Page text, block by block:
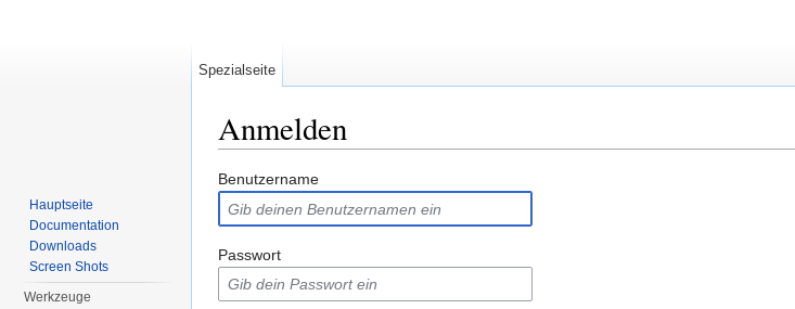
Anmelden
Benutzername
Passwort
Spezialseite
Hauptseite
Documentation
Downloads
Screen Shots
Werkzeuge